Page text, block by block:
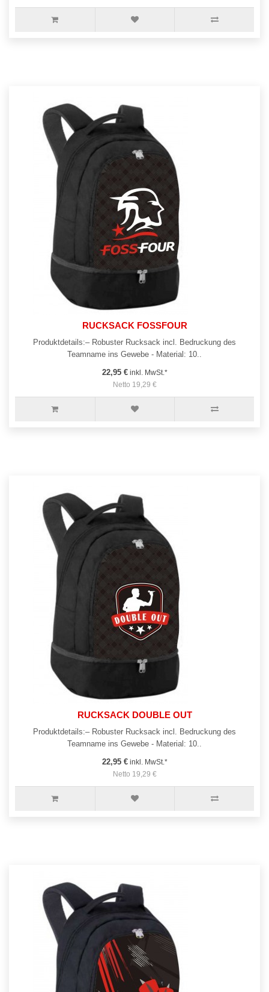
RUCKSACK FOSSFOUR
Produktdetails:– Robuster Rucksack incl. Bedruckung des
Teamname ins Gewebe - Material: 10..
22,95 €inkl. MwSt.*
Netto 19,29 €
RUCKSACK DOUBLE OUT
Produktdetails:– Robuster Rucksack incl. Bedruckung des
Teamname ins Gewebe - Material: 10..
22,95 €inkl. MwSt.*
Netto 19,29 €